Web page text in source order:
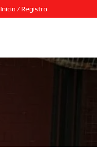
Inicio / Registro